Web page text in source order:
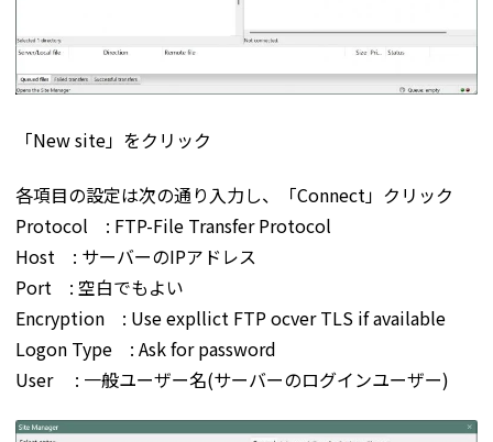
「New site」をクリック
各項目の設定は次の通り入力し、「Connect」クリック
Protocol : FTP-File Transfer Protocol
Host : サーバーのIPアドレス
Port : 空白でもよい
Encryption : Use expllict FTP ocver TLS if available
Logon Type : Ask for password
User : 一般ユーザー名(サーバーのログインユーザー)